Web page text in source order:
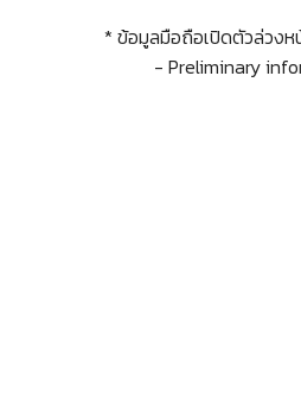
* ข้อมูลมือถือเปิดตัวล่วงห
- Preliminary